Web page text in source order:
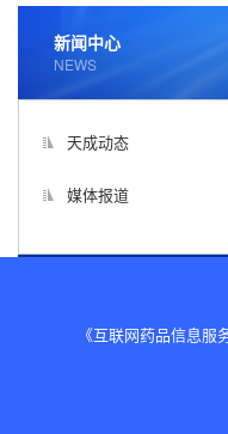
新闻中心
NEWS
天成动态
媒体报道
《互联网药品信息